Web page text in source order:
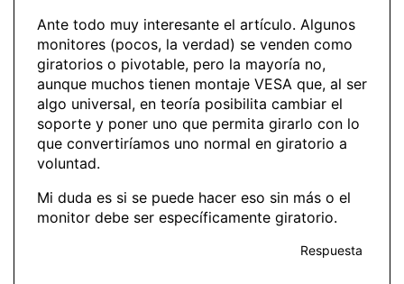
Ante todo muy interesante el artículo. Algunos
monitores (pocos, la verdad) se venden como
giratorios o pivotable, pero la mayoría no,
aunque muchos tienen montaje VESA que, al ser
algo universal, en teoría posibilita cambiar el
soporte y poner uno que permita girarlo con lo
que convertiríamos uno normal en giratorio a
voluntad.
Mi duda es si se puede hacer eso sin más o el
monitor debe ser específicamente giratorio.
Respuesta